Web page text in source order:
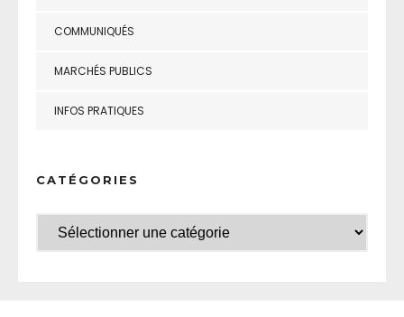
COMMUNIQUÉS
MARCHÉS PUBLICS
INFOS PRATIQUES
CATÉGORIES